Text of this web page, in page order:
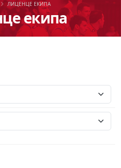
екипа
ЛИЦЕНЦЕ ЕКИПА